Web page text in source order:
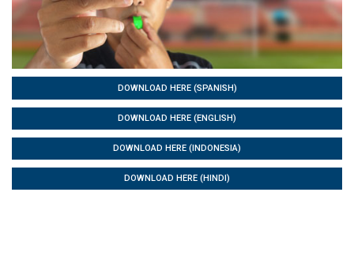
DOWNLOAD HERE (SPANISH)
DOWNLOAD HERE (ENGLISH)
DOWNLOAD HERE (INDONESIA)
DOWNLOAD HERE (HINDI)